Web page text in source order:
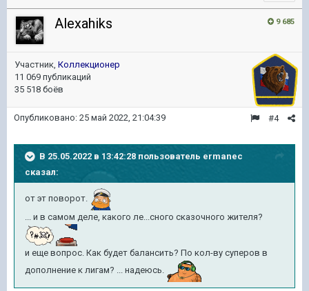
9 685
Alexahiks
Участник, Коллекционер
11 069 публикаций
35 518 боёв
#4
Опубликовано: 25 май 2022, 21:04:39
В 25.05.2022 в 13:42:28 пользователь ermanec
сказал:
от эт поворот.
... и в самом деле, какого ле...сного сказочного жителя?
и еще вопрос. Как будет балансить? По кол-ву суперов в
дополнение к лигам? ... надеюсь.